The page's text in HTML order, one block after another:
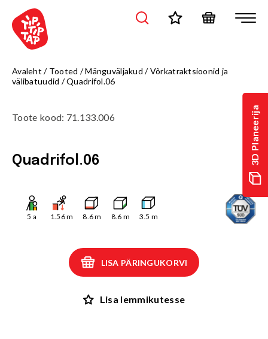
3D Planeerija
Avaleht / Tooted /Mänguväljakud /Võrkatraktsioonid ja
välibatuudid /Quadrifol.06
Toote kood: 71.133.006
Quadrifol.06
5 a 1.56m 8.6m 8.6 m 3.5 m
LISA PÄRINGUKORVI
Lisa lemmikutesse